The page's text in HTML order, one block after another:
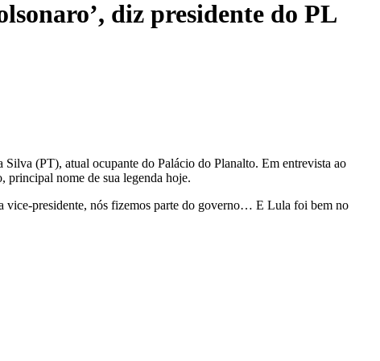
diz presidente do PL
(PT), atual ocupante do Palácio do Planalto. Em entrevista ao
principal nome de sua legenda hoje.
vice-presidente, nós fizemos parte do governo… E Lula foi bem no